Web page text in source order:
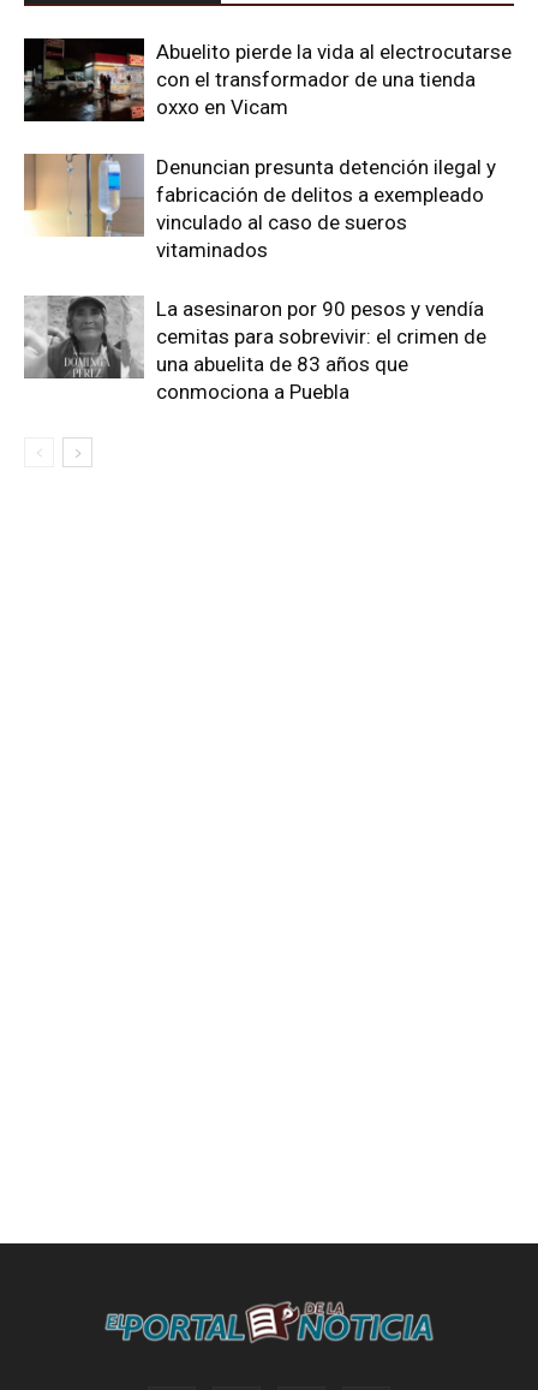
Abuelito pierde la vida al electrocutarse
con el transformador de una tienda
oxxo en Vicam
Denuncian presunta detención ilegal y
fabricación de delitos a exempleado
vinculado al caso de sueros
vitaminados
La asesinaron por 90 pesos y vendía
cemitas para sobrevivir: el crimen de
una abuelita de 83 años que
conmociona a Puebla